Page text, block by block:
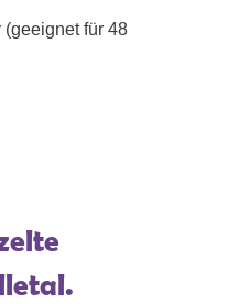
(geeignet für 48